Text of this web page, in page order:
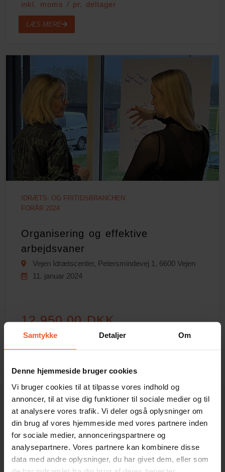
Samtykke Detaljer Om
Denne hjemmeside bruger cookies
Vi bruger cookies til at tilpasse vores indhold og
annoncer, til at vise dig funktioner til sociale medier og til
at analysere vores trafik. Vi deler også oplysninger om
din brug af vores hjemmeside med vores partnere inden
for sociale medier, annonceringspartnere og
analysepartnere. Vores partnere kan kombinere disse
data med andre oplysninger, du har givet dem, eller som
inkl. moms / pr. deltager
LÆS MERE
IDRÆTS- OG FRITIDSBRANCHEN
FORÅR 2024
Organisering og effektive
arbejdsvaner
Vejen Idrætscenter, Petersmindevej 1, 6600 Vejen
11. januar 2024
12.950,00 DKK
inkl. moms / pr. deltager